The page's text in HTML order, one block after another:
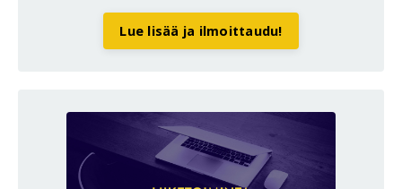
Lue lisää ja ilmoittaudu!